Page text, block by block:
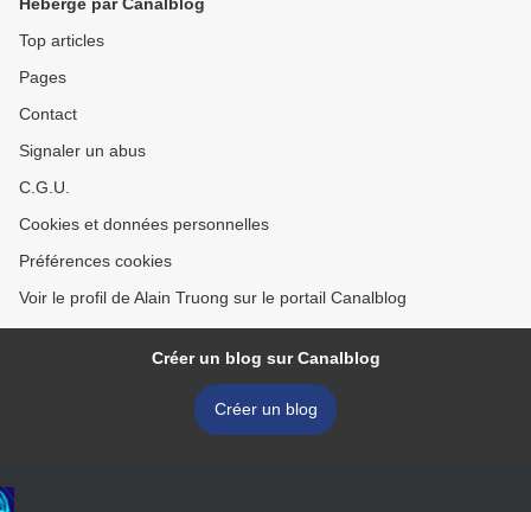
Top articles
Pages
Contact
Signaler un abus
C.G.U.
Cookies et données personnelles
Préférences cookies
Voir le profil de Alain Truong sur le portail Canalblog
Créer un blog sur Canalblog
Créer un blog